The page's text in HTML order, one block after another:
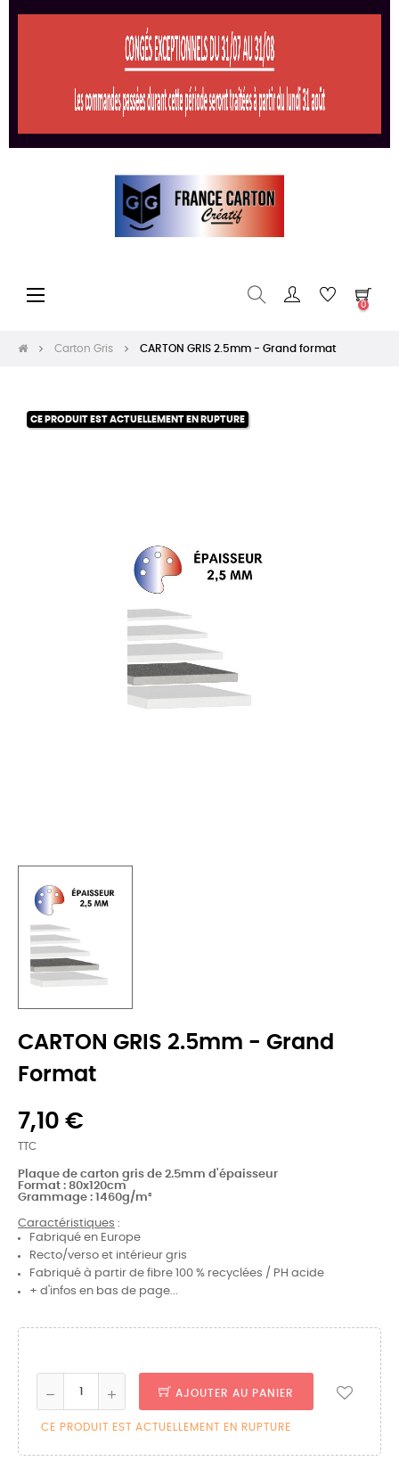
Basculer
☰
0
Carton Gris CARTON GRIS 2.5mm - Grand format
CE PRODUIT EST ACTUELLEMENT EN RUPTURE
CARTON GRIS 2.5mm - Grand
Format
7,10 €
TTC
Plaque de carton gris de 2.5mm d'épaisseur
Format : 80x120cm
Grammage : 1460g/m²
Caractéristiques :
Fabriqué en Europe
Recto/verso et intérieur gris
Fabriqué à partir de fibre 100 % recyclées / PH acide
+ d'infos en bas de page...
AJOUTER AU PANIER
CE PRODUIT EST ACTUELLEMENT EN RUPTURE